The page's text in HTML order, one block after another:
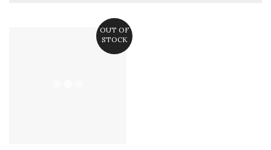
OUT OF
STOCK